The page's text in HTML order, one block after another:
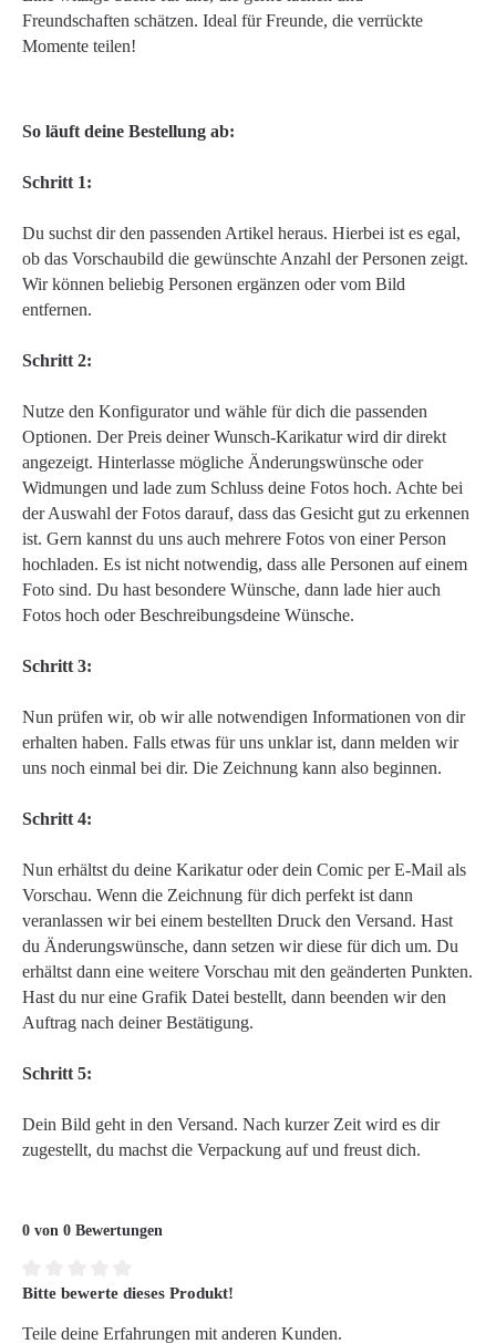
Freundschaften schätzen. Ideal für Freunde, die verrückte
Momente teilen!
So läuft deine Bestellung ab:
Schritt 1:
Du suchst dir den passenden Artikel heraus. Hierbei ist es egal,
ob das Vorschaubild die gewünschte Anzahl der Personen zeigt.
Wir können beliebig Personen ergänzen oder vom Bild
entfernen.
Schritt 2:
Nutze den Konfigurator und wähle für dich die passenden
Optionen. Der Preis deiner Wunsch-Karikatur wird dir direkt
angezeigt. Hinterlasse mögliche Änderungswünsche oder
Widmungen und lade zum Schluss deine Fotos hoch. Achte bei
der Auswahl der Fotos darauf, dass das Gesicht gut zu erkennen
ist. Gern kannst du uns auch mehrere Fotos von einer Person
hochladen. Es ist nicht notwendig, dass alle Personen auf einem
Foto sind. Du hast besondere Wünsche, dann lade hier auch
Fotos hoch oder Beschreibungsdeine Wünsche.
Schritt 3:
Nun prüfen wir, ob wir alle notwendigen Informationen von dir
erhalten haben. Falls etwas für uns unklar ist, dann melden wir
uns noch einmal bei dir. Die Zeichnung kann also beginnen.
Schritt 4:
Nun erhältst du deine Karikatur oder dein Comic per E-Mail als
Vorschau. Wenn die Zeichnung für dich perfekt ist dann
veranlassen wir bei einem bestellten Druck den Versand. Hast
du Änderungswünsche, dann setzen wir diese für dich um. Du
erhältst dann eine weitere Vorschau mit den geänderten Punkten.
Hast du nur eine Grafik Datei bestellt, dann beenden wir den
Auftrag nach deiner Bestätigung.
Schritt 5:
Dein Bild geht in den Versand. Nach kurzer Zeit wird es dir
zugestellt, du machst die Verpackung auf und freust dich.
0 von 0 Bewertungen
Durchschnittliche Bewertung von 0 von 5 Sternen
Bitte bewerte dieses Produkt!
Teile deine Erfahrungen mit anderen Kunden.